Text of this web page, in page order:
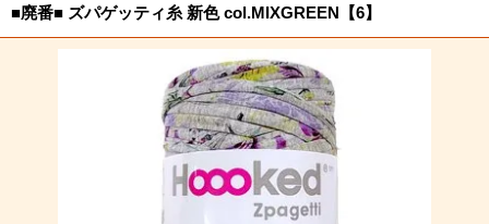
■廃番■ ズパゲッティ糸 新色 col.MIXGREEN【6】